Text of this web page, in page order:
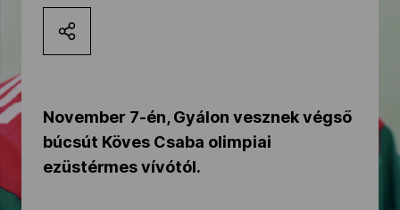
Kettőskarrier-program
Társszervezetek
November 7-én, Gyálon vesznek végső
búcsút Köves Csaba olimpiai
ezüstérmes vívótól.